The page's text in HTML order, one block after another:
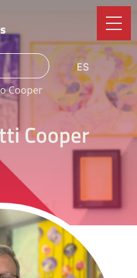
ES
Cooper
Cooper